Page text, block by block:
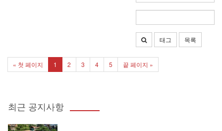
태그 목록
« 첫 페이지 1 2 3 4 5 끝 페이지 »
최근 공지사항